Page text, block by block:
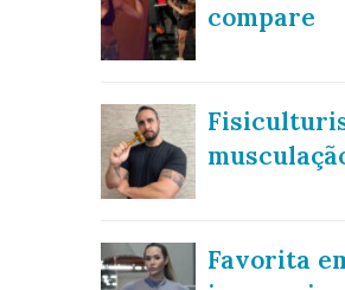
compare
Favorita